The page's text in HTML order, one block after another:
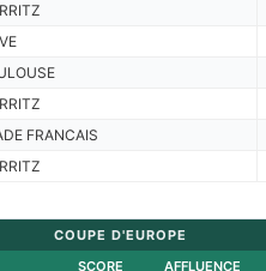
FRANCAIS
COUPE D'EUROPE
SCORE AFFLUENCE